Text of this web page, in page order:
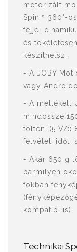
motorizált
Spin™ 360°-
fejjel
és
készíthetsz.
- A JOBY
vagy
- A mellékelt
mindössze
tölteni.(5 V/
felvételi időt
- Akár 650 g
bármilyen
fokban
kompatibilis)
Technikai